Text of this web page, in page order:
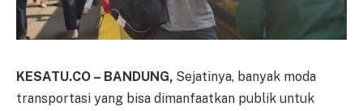
KESATU.CO – BANDUNG, Sejatinya, banyak moda
transportasi yang bisa dimanfaatkan publik untuk